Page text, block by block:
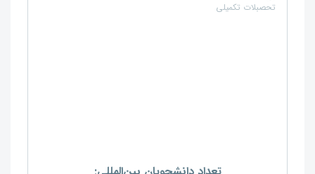
تحصبلات تکمیلی